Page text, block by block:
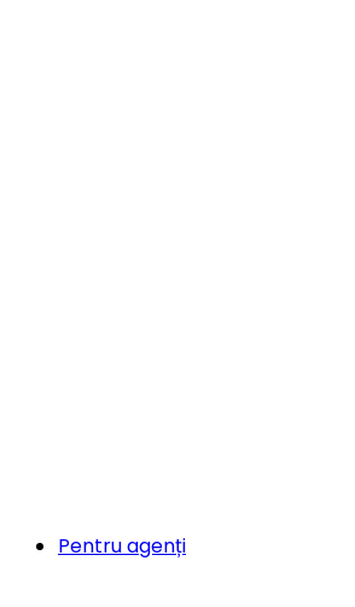
Pentru agenți